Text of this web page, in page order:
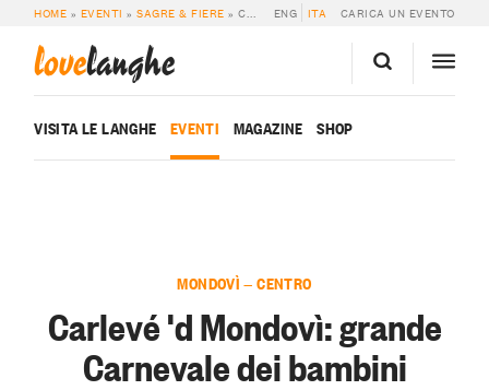
HOME » EVENTI »SAGRE & FIERE »CARLEVÉ ‘D MONDOVÌ: GRANDE CARNEVALE DEI BAMBINI ENG ITA CARICA UN EVENTO
lovelanghe
VISITA LE LANGHE EVENTI MAGAZINE SHOP
MONDOVÌ — CENTRO
Carlevé 'd Mondovì: grande
Carnevale dei bambini